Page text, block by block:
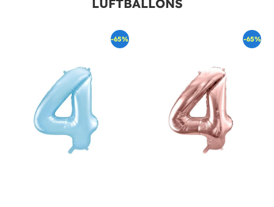
LUFTBALLONS
-65% -65%